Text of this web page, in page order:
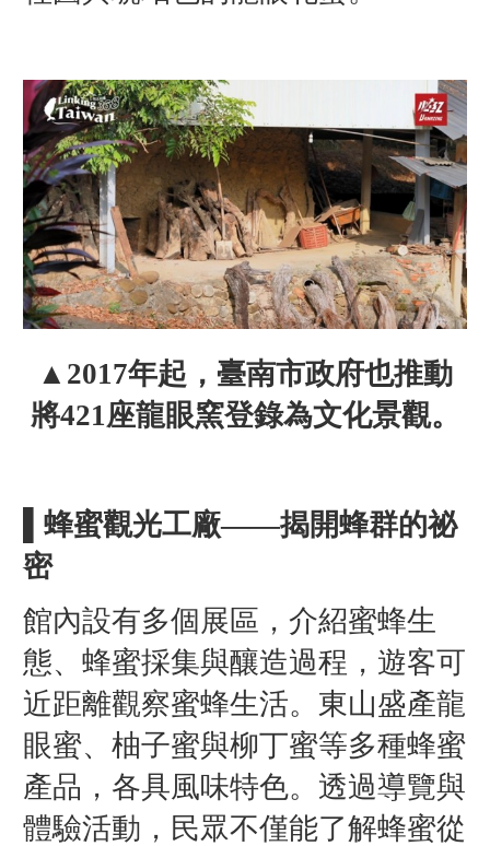
▲2017年起，臺南市政府也推動
將421座龍眼窯登錄為文化景觀。
▌蜂蜜觀光工廠——揭開蜂群的祕
密
館內設有多個展區，介紹蜜蜂生
態、蜂蜜採集與釀造過程，遊客可
近距離觀察蜜蜂生活。東山盛產龍
眼蜜、柚子蜜與柳丁蜜等多種蜂蜜
產品，各具風味特色。透過導覽與
體驗活動，民眾不僅能了解蜂蜜從